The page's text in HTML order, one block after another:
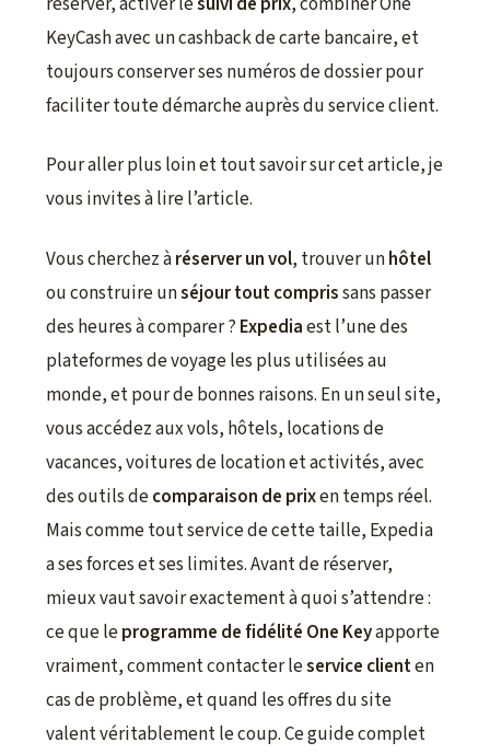
KeyCash avec un cashback de carte bancaire, et
toujours conserver ses numéros de dossier pour
faciliter toute démarche auprès du service client.
Pour aller plus loin et tout savoir sur cet article, je
vous invites à lire l’article.
Vous cherchez àréserver un vol, trouver unhôtel
ou construire unséjour tout comprissans passer
des heures à comparer ? Expediaest l’une des
plateformes de voyage les plus utilisées au
monde, et pour de bonnes raisons. En un seul site,
vous accédez aux vols, hôtels, locations de
vacances, voitures de location et activités, avec
des outils decomparaison de prixen temps réel.
Mais comme tout service de cette taille, Expedia
a ses forces et ses limites. Avant de réserver,
mieux vaut savoir exactement à quoi s’attendre :
ce que leprogramme de fidélité One Keyapporte
vraiment, comment contacter leservice clienten
cas de problème, et quand les offres du site
valent véritablement le coup. Ce guide complet